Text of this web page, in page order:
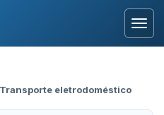
Transporte eletrodoméstico